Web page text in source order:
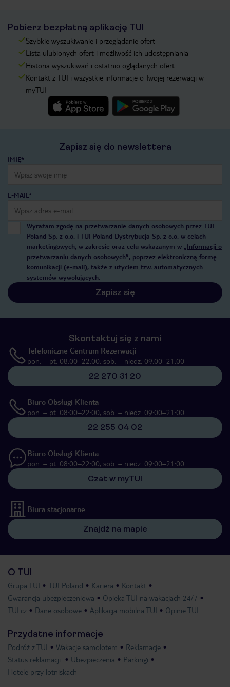
Pobierz bezpłatną aplikację TUI
Szybkie wyszukiwanie i przeglądanie ofert
Lista ulubionych ofert i możliwość ich udostępniania
Historia wyszukiwań i ostatnio oglądanych ofert
Kontakt z TUI i wszystkie informacje o Twojej rezerwacji w
myTUI
Zapisz się do newslettera
IMIĘ*
E-MAIL*
Wyrażam zgodę na przetwarzanie danych osobowych przez TUI
Poland Sp. z o.o. i TUI Poland Dystrybucja Sp. z o.o. w celach
marketingowych, w zakresie oraz celu wskazanym w „Informacji o
przetwarzaniu danych osobowych”, poprzez elektroniczną formę
komunikacji (e-mail), także z użyciem tzw. automatycznych
systemów wywołujących.
Zapisz się
Skontaktuj się z nami
Telefoniczne Centrum Rezerwacji
pon. – pt. 08:00–22:00, sob. – niedz. 09:00–21:00
22 270 31 20
Biuro Obsługi Klienta
pon. – pt. 08:00–22:00, sob. – niedz. 09:00–21:00
22 255 04 02
Biuro Obsługi Klienta
pon. – pt. 08:00–22:00, sob. – niedz. 09:00–21:00
Czat w myTUI
Biura stacjonarne
Znajdź na mapie
O TUI
Grupa TUI TUI Poland Kariera
Kontakt
Gwarancja ubezpieczeniowa
Opieka TUI na wakacjach 24/7
TUI.cz
Dane osobowe Aplikacja mobilna TUI Opinie TUI
Przydatne informacje
Podróż z TUI Wakacje samolotem
Reklamacje
Status reklamacji
Ubezpieczenia
Parkingi
Hotele przy lotniskach